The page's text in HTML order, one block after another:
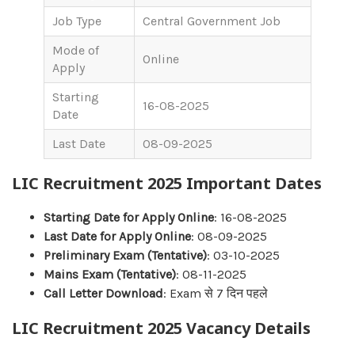
Job Type
Central Government Job
Mode of
Apply
Online
Starting
Date
16-08-2025
Last Date 08-09-2025
LIC Recruitment 2025 Important Dates
Starting Date for Apply Online: 16-08-2025
Last Date for Apply Online: 08-09-2025
Preliminary Exam (Tentative): 03-10-2025
Mains Exam (Tentative): 08-11-2025
Call Letter Download: Exam से 7 दिन पहले
LIC Recruitment 2025 Vacancy Details